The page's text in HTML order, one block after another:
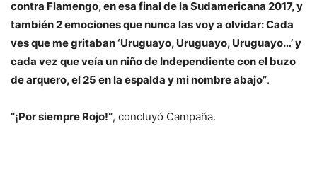
contra Flamengo, en esa final de la Sudamericana 2017, y
también 2 emociones que nunca las voy a olvidar: Cada
ves que me gritaban ‘Uruguayo, Uruguayo, Uruguayo…’ y
cada vez que veía un niño de Independiente con el buzo
de arquero, el 25 en la espalda y mi nombre abajo”.
“¡Por siempre Rojo!”, concluyó Campaña.